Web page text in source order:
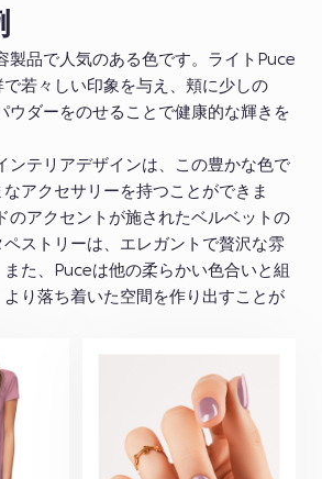
製品で人気のある色です。ライトPuce
若々しい印象を与え、頬に少しの
ウダーをのせることで健康的な輝きを
ンテリアデザインは、この豊かな色で
アクセサリーを持つことができま
のアクセントが施されたベルベットの
ストリーは、エレガントで贅沢な雰
た、Puceは他の柔らかい色合いと組
り落ち着いた空間を作り出すことが